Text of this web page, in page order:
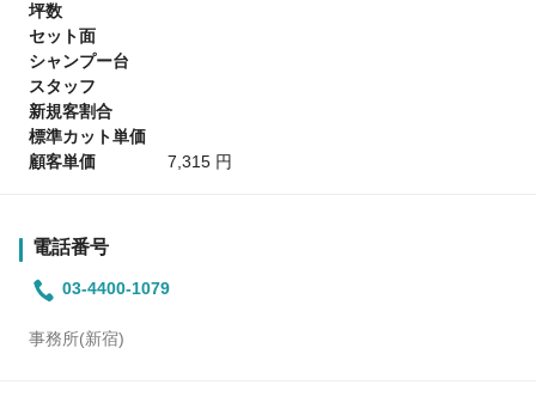
坪数
セット面
シャンプー台
スタッフ
新規客割合
標準カット単価
顧客単価
7,315 円
電話番号
03-4400-1079
事務所(新宿)